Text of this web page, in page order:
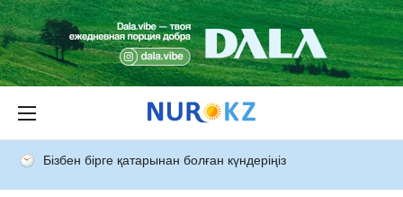
Бізбен бірге қатарынан болған күндеріңіз